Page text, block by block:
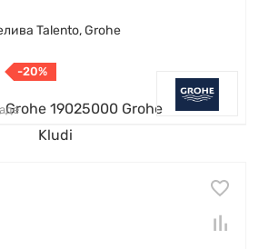
Talento, Grohe
-20%